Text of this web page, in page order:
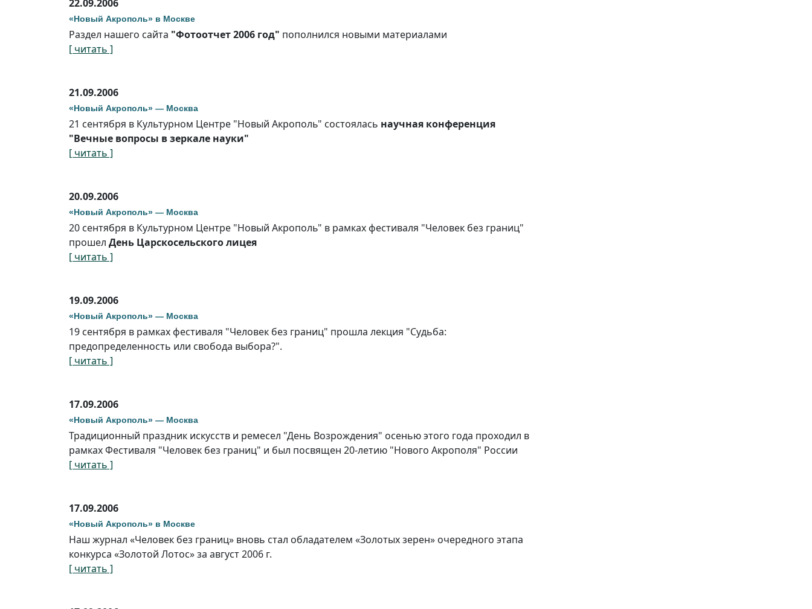
22.09.2006
«Новый Акрополь» в Москве
Раздел нашего сайта "Фотоотчет 2006 год" пополнился новыми материалами
[ читать ]
21.09.2006
«Новый Акрополь» — Москва
21 сентября в Культурном Центре "Новый Акрополь" состоялась научная конференция
"Вечные вопросы в зеркале науки"
[ читать ]
20.09.2006
«Новый Акрополь» — Москва
20 сентября в Культурном Центре "Новый Акрополь" в рамках фестиваля "Человек без границ"
прошел День Царскосельского лицея
[ читать ]
19.09.2006
«Новый Акрополь» — Москва
19 сентября в рамках фестиваля "Человек без границ" прошла лекция "Судьба:
предопределенность или свобода выбора?".
[ читать ]
17.09.2006
«Новый Акрополь» — Москва
Традиционный праздник искусств и ремесел "День Возрождения" осенью этого года проходил в
рамках Фестиваля "Человек без границ" и был посвящен 20-летию "Нового Акрополя" России
[ читать ]
17.09.2006
«Новый Акрополь» в Москве
Наш журнал «Человек без границ» вновь стал обладателем «Золотых зерен» очередного этапа
конкурса «Золотой Лотос» за август 2006 г.
[ читать ]